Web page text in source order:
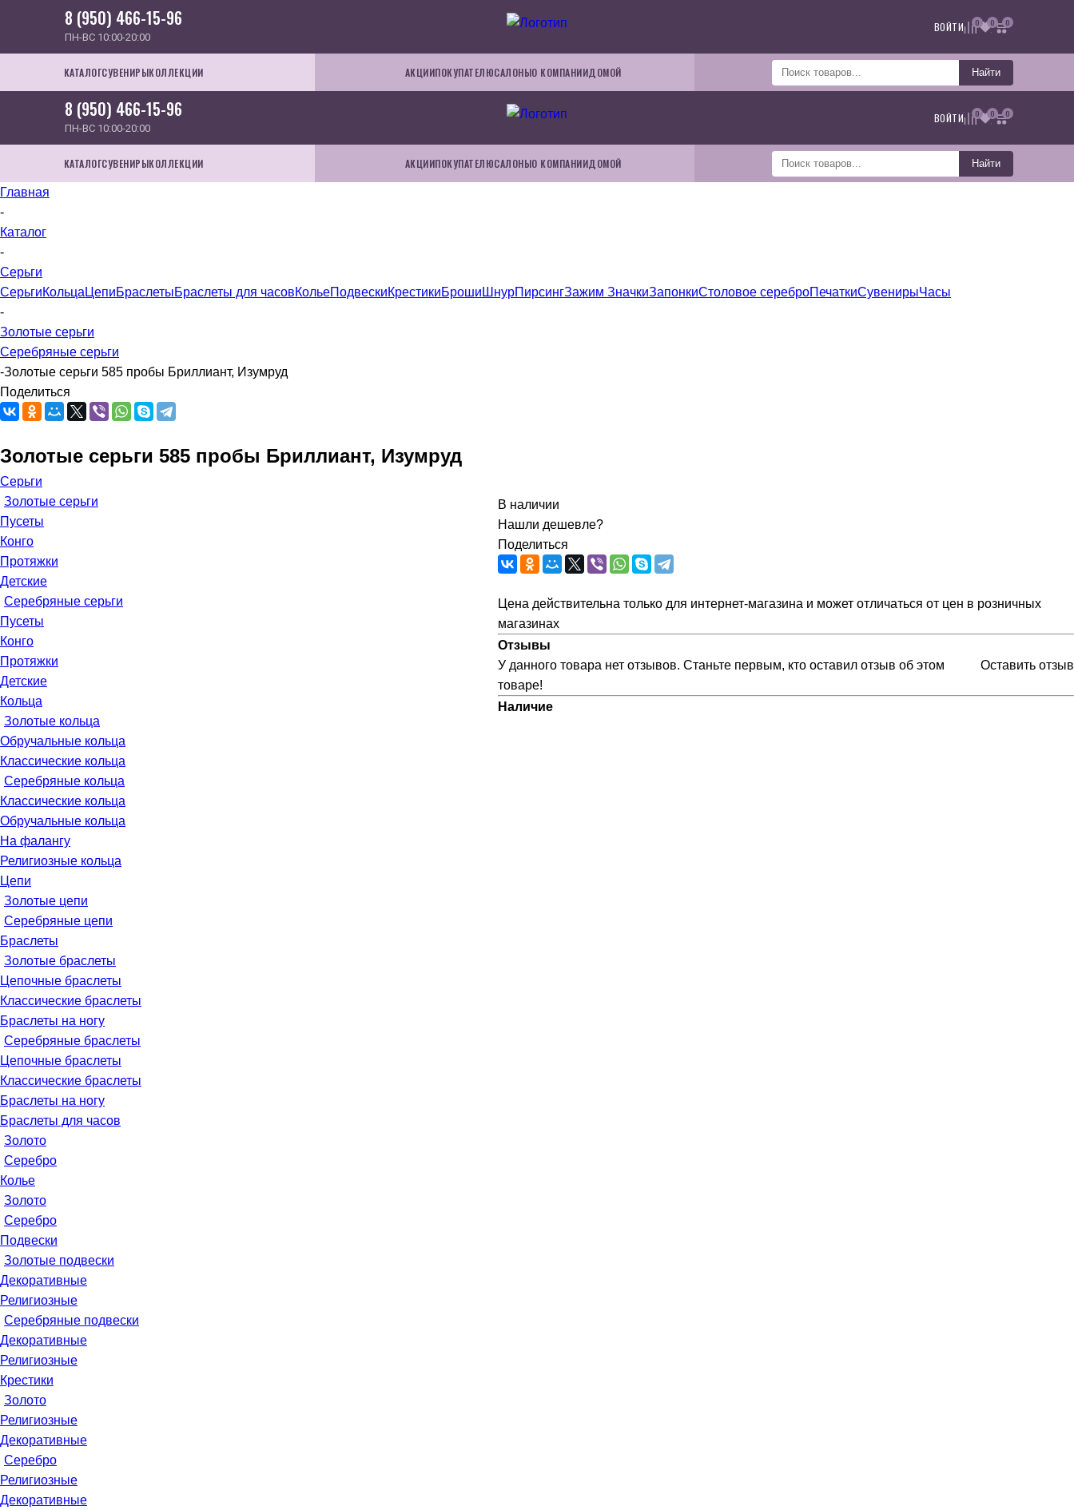
8 (950) 466-15-96
ПН-ВС 10:00-20:00
ВОЙТИ 0 0 0
КАТАЛОГСУВЕНИРЫКОЛЛЕКЦИИ АКЦИИПОКУПАТЕЛЮСАЛОНЫО КОМПАНИИДОМОЙ Найти
8 (950) 466-15-96
ПН-ВС 10:00-20:00
ВОЙТИ 0 0 0
КАТАЛОГСУВЕНИРЫКОЛЛЕКЦИИ АКЦИИПОКУПАТЕЛЮСАЛОНЫО КОМПАНИИДОМОЙ Найти
Главная
-
Каталог
-
Серьги
СерьгиКольца ЦепиБраслетыБраслеты для часовКольеПодвескиКрестикиБроши ШнурПирсингЗажим ЗначкиЗапонкиСтоловое сереброПечаткиСувенирыЧасы
-
Золотые серьги
Серебряные серьги
-Золотые серьги 585 пробы Бриллиант, Изумруд
Поделиться
Золотые серьги 585 пробы Бриллиант, Изумруд
В наличии
Нашли дешевле?
Поделиться
Цена действительна только для интернет-магазина и может отличаться от цен в розничных
магазинах
Отзывы
Оставить отзыв
У данного товара нет отзывов. Станьте первым, кто оставил отзыв об этом
товаре!
Наличие
Серьги
Золотые серьги
Пусеты
Конго
Протяжки
Детские
Серебряные серьги
Пусеты
Конго
Протяжки
Детские
Кольца
Золотые кольца
Обручальные кольца
Классические кольца
Серебряные кольца
Классические кольца
Обручальные кольца
На фалангу
Религиозные кольца
Цепи
Золотые цепи
Серебряные цепи
Браслеты
Золотые браслеты
Цепочные браслеты
Классические браслеты
Браслеты на ногу
Серебряные браслеты
Цепочные браслеты
Классические браслеты
Браслеты на ногу
Браслеты для часов
Золото
Серебро
Колье
Золото
Серебро
Подвески
Золотые подвески
Декоративные
Религиозные
Серебряные подвески
Декоративные
Религиозные
Крестики
Золото
Религиозные
Декоративные
Серебро
Религиозные
Декоративные